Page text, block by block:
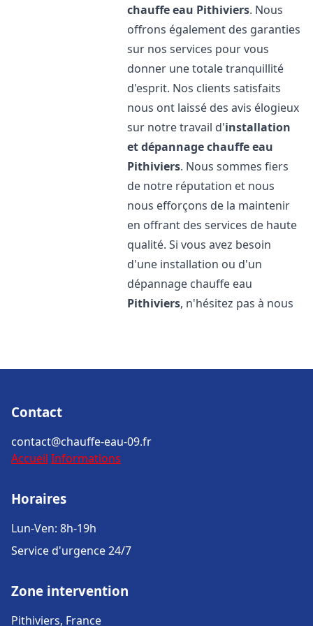
chauffe eau Pithiviers. Nous
offrons également des garanties
sur nos services pour vous
donner une totale tranquillité
d'esprit. Nos clients satisfaits
nous ont laissé des avis élogieux
sur notre travail d'installation
et dépannage chauffe eau
Pithiviers. Nous sommes fiers
de notre réputation et nous
nous efforçons de la maintenir
en offrant des services de haute
qualité. Si vous avez besoin
d'une installation ou d'un
dépannage chauffe eau
Pithiviers, n'hésitez pas à nous
Contact
contact@chauffe-eau-09.fr
Accueil Informations
Horaires
Lun-Ven: 8h-19h
Service d'urgence 24/7
Zone intervention
Pithiviers, France